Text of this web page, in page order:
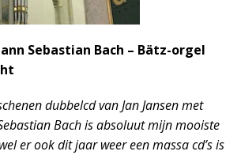
Sebastian Bach – Bätz-orgel
dubbelcd van Jan Jansen met
Bach is absoluut mijn mooiste
er ook dit jaar weer een massa cd’s is